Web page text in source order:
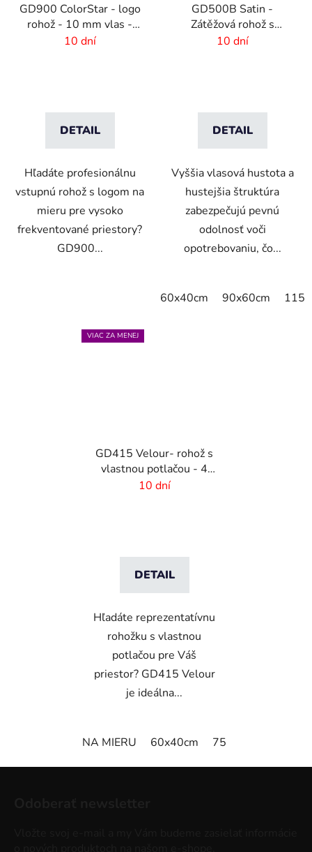
GD900 ColorStar - logo
rohož - 10 mm vlas -
rozmer na mieru
10 dní
DETAIL
Hľadáte profesionálnu
vstupnú rohož s logom na
mieru pre vysoko
frekventované priestory?
GD900...
GD500B Satin -
Zátěžová rohož s
digitálnou potlačou a
10 dní
DETAIL
Vyššia vlasová hustota a
hustejšia štruktúra
zabezpečujú pevnú
odolnosť voči
opotrebovaniu, čo...
60x40cm 90x60cm
VIAC ZA MENEJ
GD415 Velour- rohož s
vlastnou potlačou - 4
mm vlas
10 dní
DETAIL
Hľadáte reprezentatívnu
rohožku s vlastnou
potlačou pre Váš
priestor? GD415 Velour
je ideálna...
NA MIERU 60x40cm 75x50cm